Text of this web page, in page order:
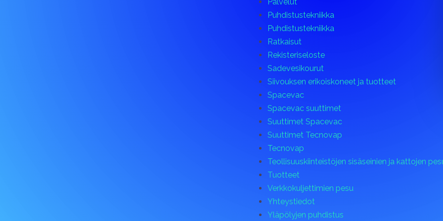
Puhdistustekniikka
Puhdistustekniikka
Ratkaisut
Rekisteriseloste
Sadevesikourut
Siivouksen erikoiskoneet ja tuotteet
Spacevac
Spacevac suuttimet
Suuttimet Spacevac
Suuttimet Tecnovap
Tecnovap
Teollisuuskiinteistöjen sisäseinien ja kattojen
Tuotteet
Verkkokuljettimien pesu
Yhteystiedot
Yläpölyjen puhdistus